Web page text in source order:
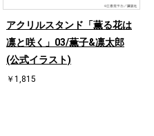
アクリルスタンド「薫る花は
凛と咲く」03/薫子&凛太郎
(公式イラスト)
￥1,815